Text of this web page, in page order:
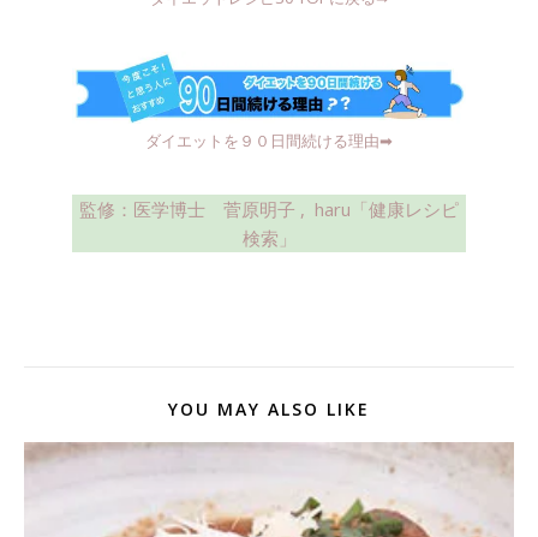
ダイエットを９０日間続ける理由➡︎
監修：医学博士 菅原明子 , haru「健康レシピ
検索」
YOU MAY ALSO LIKE